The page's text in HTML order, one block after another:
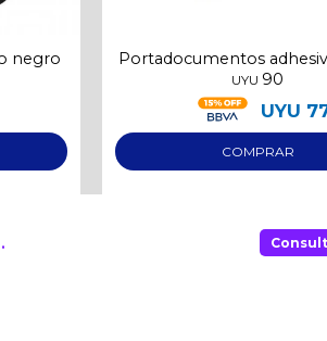
negro Portadocumentos
UYU 90
UYU